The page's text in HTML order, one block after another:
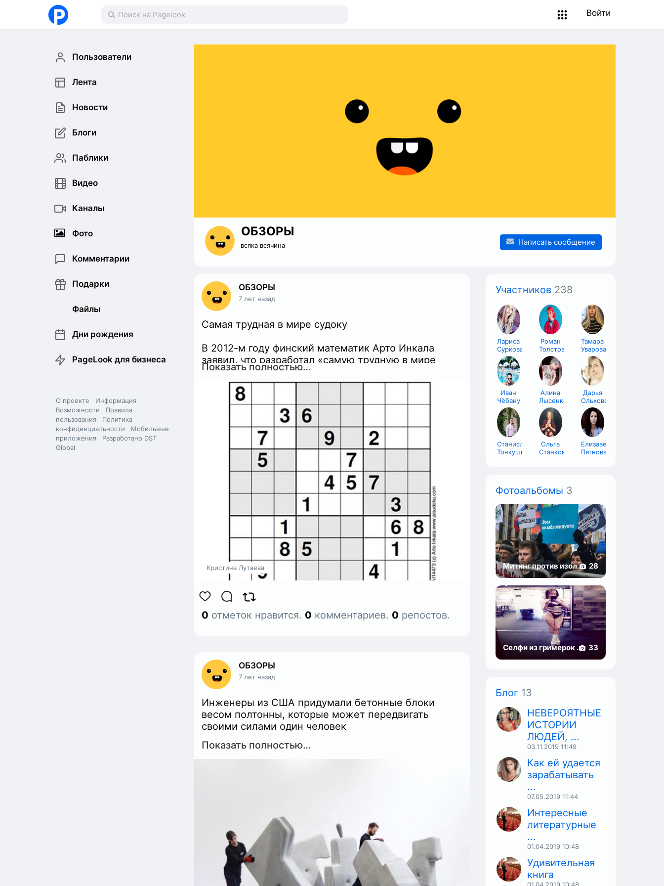
Войти
Пользователи
Лента
Новости
Блоги
Паблики
Видео
Каналы
Фото
Комментарии
Подарки
Файлы
Дни рождения
PageLook для бизнеса
О проекте
Информация
Возможности
Правила
пользования
Политика
конфиденциальности
Мобильные
приложения
Разработано DST
Global
ОБЗОРЫ
всяка всячина Написать сообщение
ОБЗОРЫ
7 лет назад
Самая трудная в мире судоку
В 2012-м году финский математик Арто Инкала
заявил, что разработал «самую трудную в мире
судоку».
Вот она...
Как сообщает британская газета «The Telegraph»,
если самые простые из распространённых
вариантов судоку по шкале сложности обозначить,
как «1», а наиболее сложные из популярных
оценить на «5», то предложенный математиком
Показать полностью…
Кристина Лутаева
0 отметок нравится. 0 комментариев. 0 репостов.
ОБЗОРЫ
7 лет назад
Инженеры из США придумали бетонные блоки
весом полтонны, которые может передвигать
своими силами один человек
Американская лаборатория Matter Design выпустила
«шагающие» бетонные блоки, которые может
строителям не нужны ни подъемный кран, ни
тяжелая спецтехника. В разработке принимала
участие исследовательская компания CEMEX Global
«Кирпич сделан для одной руки, бетонный
Показать полностью…
Участников 238
Лариса
Суркова
Роман
Толстов
Тамара
Уварова
Иван
Чёбану
Алина
Лысенко
Дарья
Ольховская
Станислав
Тонкушин
Ольга
Станкова
Елизавета
Пятнова
Фотоальбомы 3
Митинг против изол... 28
Селфи из гримерок ... 33
Блог 13
НЕВЕРОЯТНЫЕ
ИСТОРИИ
ЛЮДЕЙ, ...
03.11.2019 11:49
Как ей удается
зарабатывать
...
07.05.2019 11:44
Интересные
литературные
...
01.04.2019 10:48
Удивительная
книга